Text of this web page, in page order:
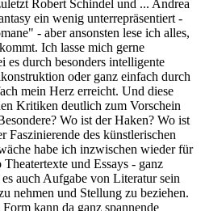
Robert Schindel und ... Andrea
ein wenig unterrepräsentiert -
- aber ansonsten lese ich alles,
Ich lasse mich gerne
es durch besonders intelligente
oder ganz einfach durch
mein Herz erreicht. Und diese
Kritiken deutlich zum Vorschein
Wo ist der Haken? Wo ist
Faszinierende des künstlerischen
habe ich inzwischen wieder für
und Essays - ganz
auch Aufgabe von Literatur sein
nehmen und Stellung zu beziehen.
kann da ganz spannende